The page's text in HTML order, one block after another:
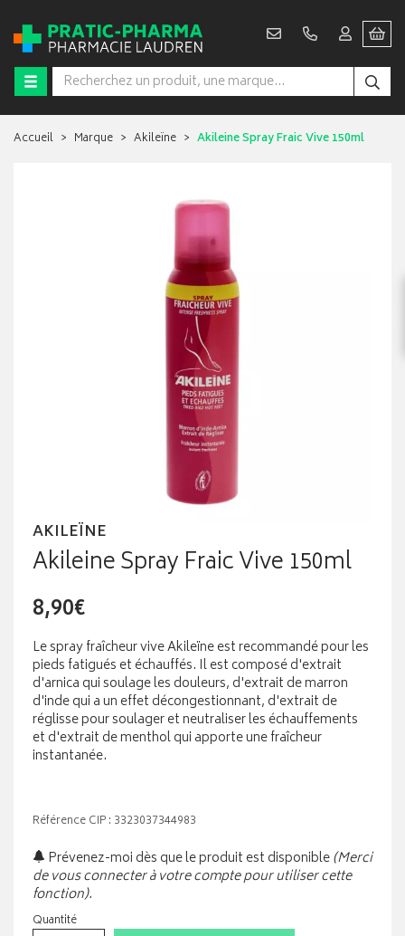
Accueil Marque Akileïne Akileine Spray Fraic Vive 150ml
AKILEÏNE
Akileine Spray Fraic Vive 150ml
8,90€
Le spray fraîcheur vive Akileïne est recommandé pour les
pieds fatigués et échauffés. Il est composé d'extrait
d'arnica qui soulage les douleurs, d'extrait de marron
d'inde qui a un effet décongestionnant, d'extrait de
réglisse pour soulager et neutraliser les échauffements
et d'extrait de menthol qui apporte une fraîcheur
instantanée.
Référence CIP : 3323037344983
Prévenez-moi dès que le produit est disponible(Merci
de vous connecter à votre compte pour utiliser cette
fonction).
Quantité